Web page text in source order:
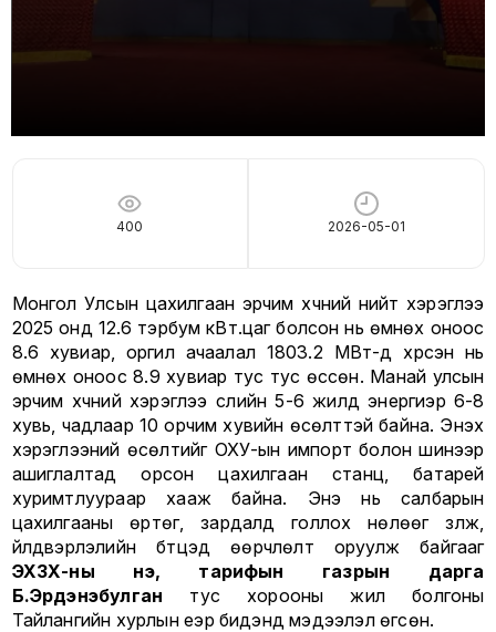
400 2026-05-01
Монгол Улсын цахилгаан эрчим хүчний нийт хэрэглээ
2025 онд 12.6 тэрбум кВт.цаг болсон нь өмнөх оноос
8.6 хувиар, оргил ачаалал 1803.2 МВт-д хүрсэн нь
өмнөх оноос 8.9 хувиар тус тус өссөн. Манай улсын
эрчим хүчний хэрэглээ сүүлийн 5-6 жилд энергиэр 6-8
хувь, чадлаар 10 орчим хувийн өсөлттэй байна. Энэхүү
хэрэглээний өсөлтийг ОХУ-ын импорт болон шинээр
ашиглалтад орсон цахилгаан станц, батарей
хуримтлуураар хааж байна. Энэ нь салбарын
цахилгааны өртөг, зардалд голлох нөлөөг үзүүлж,
үйлдвэрлэлийн бүтцэд өөрчлөлт оруулж байгааг
ЭХЗХ-ны Үнэ, тарифын газрын дарга
Б.Эрдэнэбулган тус хорооны жил болгоны
Тайлангийн хурлын үеэр бидэнд мэдээлэл өгсөн.